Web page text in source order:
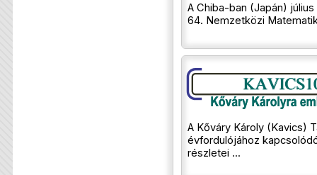
A Chiba-ban (Japán)
64. Nemzetközi
A Kőváry Károly (Kavics)
évfordulójához
részletei ...